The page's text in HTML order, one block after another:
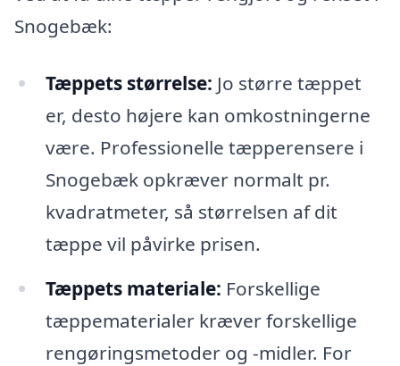
Snogebæk:
Tæppets størrelse: Jo større tæppet
er, desto højere kan omkostningerne
være. Professionelle tæpperensere i
Snogebæk opkræver normalt pr.
kvadratmeter, så størrelsen af dit
tæppe vil påvirke prisen.
Tæppets materiale: Forskellige
tæppematerialer kræver forskellige
rengøringsmetoder og -midler. For